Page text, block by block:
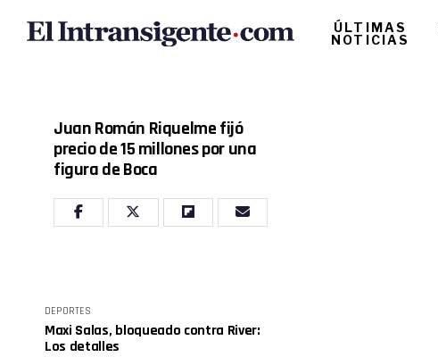
ÚLTIMAS
NOTICIAS
Juan Román Riquelme fijó
precio de 15 millones por una
figura de Boca
DEPORTES
Maxi Salas, bloqueado contra River:
Los detalles